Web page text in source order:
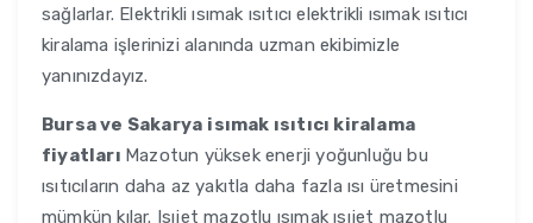
sağlarlar. Elektrikli ısımak ısıtıcı elektrikli ısımak ısıtıcı
kiralama işlerinizi alanında uzman ekibimizle
yanınızdayız.
Bursa ve Sakarya isımak ısıtıcı kiralama
fiyatları Mazotun yüksek enerji yoğunluğu bu
ısıtıcıların daha az yakıtla daha fazla ısı üretmesini
mümkün kılar. Isıjet mazotlu ısımak ısıjet mazotlu